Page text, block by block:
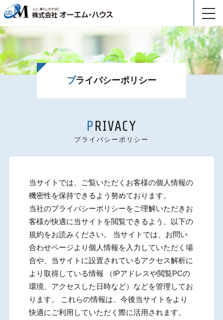
プライバシーポリシー
PRIVACY
プライバシーポリシー
当サイトでは、ご覧いただくお客様の個人情報の
機密性を保持できるよう努めております。
当社のプライバシーポリシーをご理解いただきお
客様が快適に当サイトを閲覧できるよう、以下の
規約をお読みください。 当サイトでは、お問い
合わせページより個人情報を入力していただく場
合や、当サイトに設置されているアクセス解析に
より取得している情報 （IPアドレスや閲覧PCの
環境、アクセスした日時など）などを管理してお
ります。 これらの情報は、今後当サイトをより
快適にご利用していただく際に活用されます。